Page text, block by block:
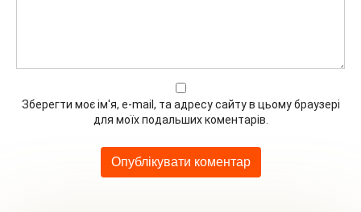
Зберегти моє ім'я, e-mail, та адресу сайту в цьому браузері
для моїх подальших коментарів.